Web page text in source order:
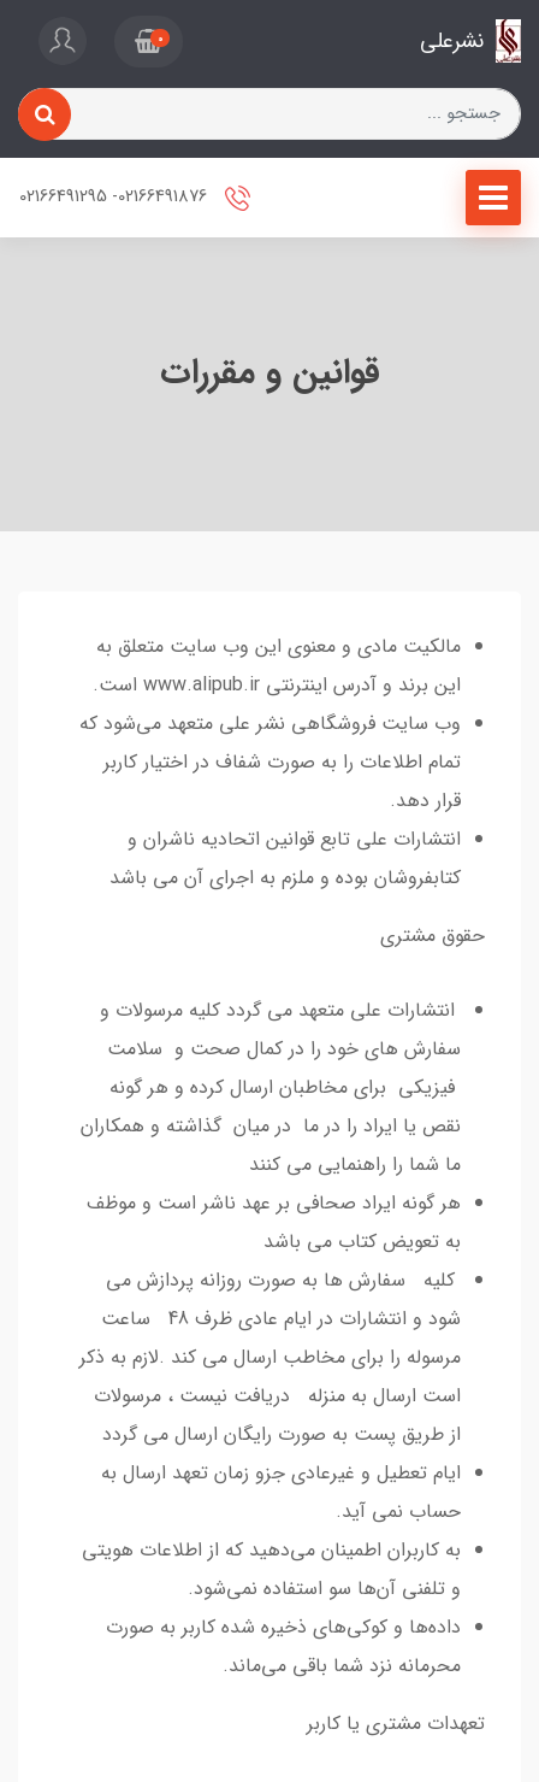
نشرعلی 0
قوانین و مقررات
مالکیت مادی و معنوی این وب سایت متعلق به
این برند و آدرس اینترنتی www.alipub.ir است.
وب سایت فروشگاهی نشر علی متعهد می‌شود که
تمام اطلاعات را به صورت شفاف در اختیار کاربر
قرار دهد.
انتشارات علی تابع قوانین اتحادیه ناشران و
کتابفروشان بوده و ملزم به اجرای آن می باشد
حقوق مشتری
انتشارات علی متعهد می گردد کلیه مرسولات و
سفارش های خود را در کمال صحت و سلامت
فیزیکی برای مخاطبان ارسال کرده و هر گونه
نقص یا ایراد را در ما در میان گذاشته و همکاران
ما شما را راهنمایی می کنند
هر گونه ایراد صحافی بر عهد ناشر است و موظف
به تعویض کتاب می باشد
کلیه سفارش ها به صورت روزانه پردازش می
شود و انتشارات در ایام عادی ظرف 48 ساعت
مرسوله را برای مخاطب ارسال می کند .لازم به ذکر
است ارسال به منزله دریافت نیست ، مرسولات
از طریق پست به صورت رایگان ارسال می گردد
ایام تعطیل و غیرعادی جزو زمان تعهد ارسال به
حساب نمی آید.
به کاربران اطمینان می‌دهید که از اطلاعات هویتی
و تلفنی آن‌ها سو استفاده نمی‌شود.
داده‌ها و کوکی‌های ذخیره شده کاربر به صورت
محرمانه نزد شما باقی می‌ماند.
تعهدات مشتری یا کاربر